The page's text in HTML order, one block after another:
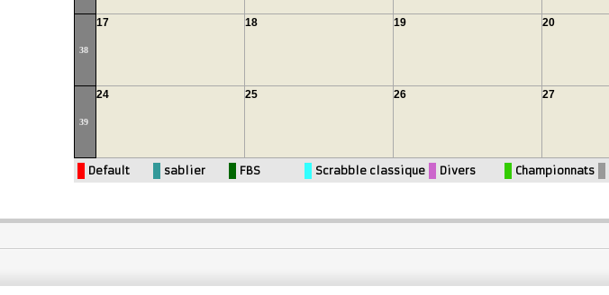
38
17 18 19 20
39
24 25 26 27
Default sablier FBS Scrabble classique Divers Championnats